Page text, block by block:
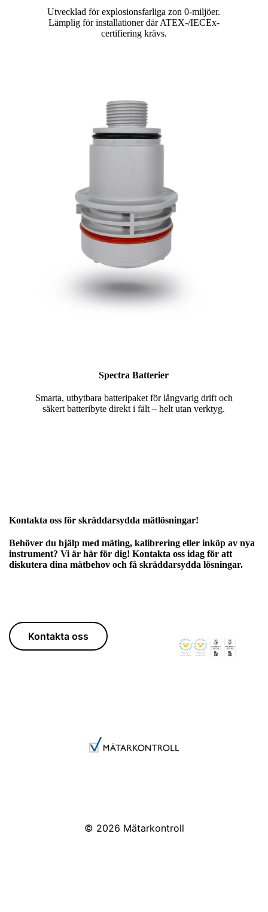
Utvecklad för explosionsfarliga zon 0-miljöer.
Lämplig för installationer där ATEX-/IECEx-
certifiering krävs.
Spectra Batterier
Smarta, utbytbara batteripaket för långvarig drift och
säkert batteribyte direkt i fält – helt utan verktyg.
Kontakta oss för skräddarsydda mätlösningar!
Behöver du hjälp med mäting, kalibrering eller inköp av nya
instrument? Vi är här för dig! Kontakta oss idag för att
diskutera dina mätbehov och få skräddarsydda lösningar.
Kontakta oss
© 2026 Mätarkontroll